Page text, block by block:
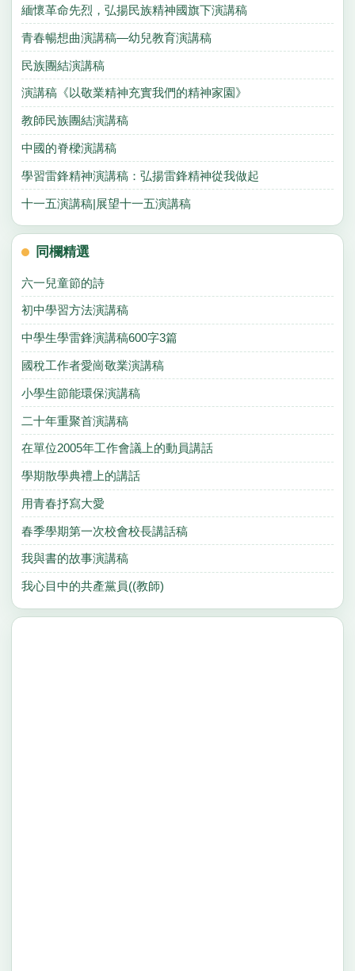
緬懷革命先烈，弘揚民族精神國旗下演講稿
青春暢想曲演講稿—幼兒教育演講稿
民族團結演講稿
演講稿《以敬業精神充實我們的精神家園》
教師民族團結演講稿
中國的脊樑演講稿
學習雷鋒精神演講稿：弘揚雷鋒精神從我做起
十一五演講稿|展望十一五演講稿
同欄精選
六一兒童節的詩
初中學習方法演講稿
中學生學雷鋒演講稿600字3篇
國稅工作者愛崗敬業演講稿
小學生節能環保演講稿
二十年重聚首演講稿
在單位2005年工作會議上的動員講話
學期散學典禮上的講話
用青春抒寫大愛
春季學期第一次校會校長講話稿
我與書的故事演講稿
我心目中的共產黨員((教師)